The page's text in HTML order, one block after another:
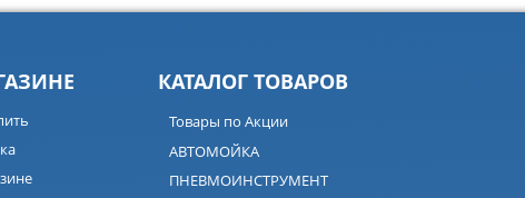
КАТАЛОГ ТОВАРОВ
Товары по Акции
АВТОМОЙКА
ПНЕВМОИНСТРУМЕНТ